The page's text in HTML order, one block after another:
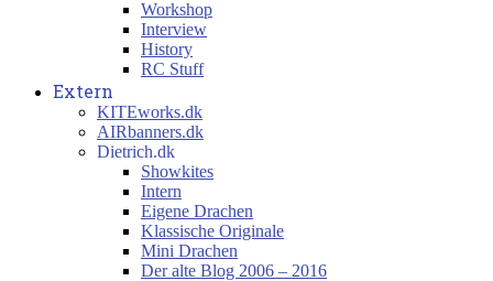
Workshop
Interview
History
RC Stuff
Extern
KITEworks.dk
AIRbanners.dk
Dietrich.dk
Showkites
Intern
Eigene Drachen
Klassische Originale
Mini Drachen
Der alte Blog 2006 – 2016